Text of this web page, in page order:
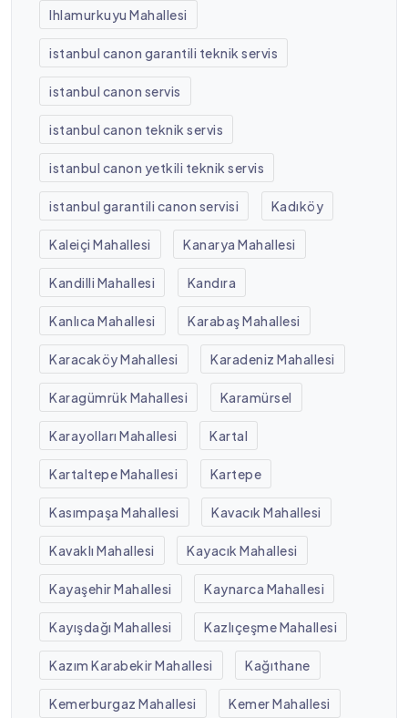
Ihlamurkuyu Mahallesi
istanbul canon garantili teknik servis
istanbul canon servis
istanbul canon teknik servis
istanbul canon yetkili teknik servis
istanbul garantili canon servisi Kadıköy
Kaleiçi Mahallesi Kanarya Mahallesi
Kandilli Mahallesi Kandıra
Kanlıca Mahallesi Karabaş Mahallesi
Karacaköy Mahallesi Karadeniz Mahallesi
Karagümrük Mahallesi Karamürsel
Karayolları Mahallesi Kartal
Kartaltepe Mahallesi Kartepe
Kasımpaşa Mahallesi Kavacık Mahallesi
Kavaklı Mahallesi Kayacık Mahallesi
Kayaşehir Mahallesi Kaynarca Mahallesi
Kayışdağı Mahallesi Kazlıçeşme Mahallesi
Kazım Karabekir Mahallesi Kağıthane
Kemerburgaz Mahallesi Kemer Mahallesi